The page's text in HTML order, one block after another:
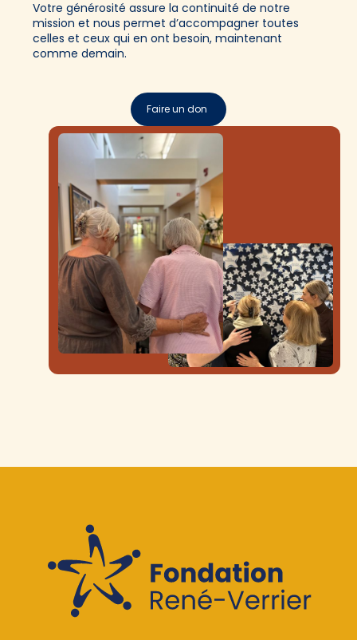
Votre générosité assure la continuité de notre
mission et nous permet d’accompagner toutes
celles et ceux qui en ont besoin, maintenant
comme demain.
Faire un don